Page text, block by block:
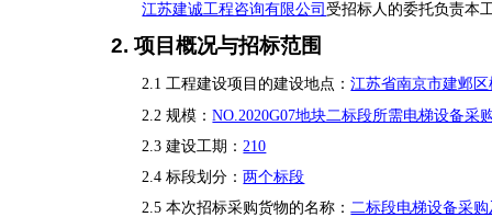
江苏建诚工程咨询有限公司受招标人的委托负责本
2. 项目概况与招标范围
2.1 工程建设项目的建设地点：江苏省南京市建邺
2.2 规模 ：NO.2020G07地块二标段所需电梯设备
2.3 建设工期：210
2.4 标段划分 ： 两个标段
2.5 本次招标采购货物的名称 ：二标段电梯设备采